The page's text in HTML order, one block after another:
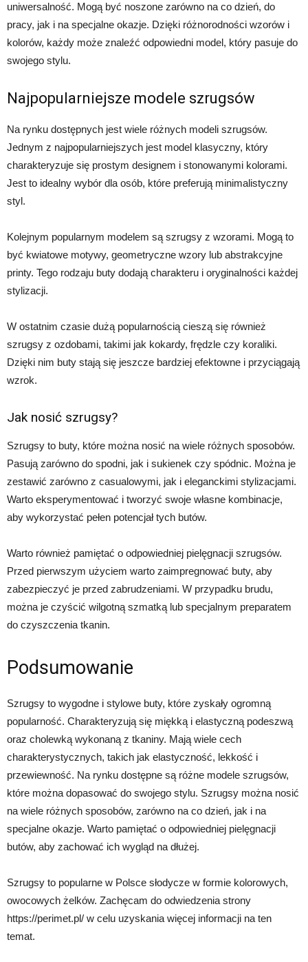
uniwersalność. Mogą być noszone zarówno na co dzień, do
pracy, jak i na specjalne okazje. Dzięki różnorodności wzorów i
kolorów, każdy może znaleźć odpowiedni model, który pasuje do
swojego stylu.
Najpopularniejsze modele szrugsów
Na rynku dostępnych jest wiele różnych modeli szrugsów.
Jednym z najpopularniejszych jest model klasyczny, który
charakteryzuje się prostym designem i stonowanymi kolorami.
Jest to idealny wybór dla osób, które preferują minimalistyczny
styl.
Kolejnym popularnym modelem są szrugsy z wzorami. Mogą to
być kwiatowe motywy, geometryczne wzory lub abstrakcyjne
printy. Tego rodzaju buty dodają charakteru i oryginalności każdej
stylizacji.
W ostatnim czasie dużą popularnością cieszą się również
szrugsy z ozdobami, takimi jak kokardy, frędzle czy koraliki.
Dzięki nim buty stają się jeszcze bardziej efektowne i przyciągają
wzrok.
Jak nosić szrugsy?
Szrugsy to buty, które można nosić na wiele różnych sposobów.
Pasują zarówno do spodni, jak i sukienek czy spódnic. Można je
zestawić zarówno z casualowymi, jak i eleganckimi stylizacjami.
Warto eksperymentować i tworzyć swoje własne kombinacje,
aby wykorzystać pełen potencjał tych butów.
Warto również pamiętać o odpowiedniej pielęgnacji szrugsów.
Przed pierwszym użyciem warto zaimpregnować buty, aby
zabezpieczyć je przed zabrudzeniami. W przypadku brudu,
można je czyścić wilgotną szmatką lub specjalnym preparatem
do czyszczenia tkanin.
Podsumowanie
Szrugsy to wygodne i stylowe buty, które zyskały ogromną
popularność. Charakteryzują się miękką i elastyczną podeszwą
oraz cholewką wykonaną z tkaniny. Mają wiele cech
charakterystycznych, takich jak elastyczność, lekkość i
przewiewność. Na rynku dostępne są różne modele szrugsów,
które można dopasować do swojego stylu. Szrugsy można nosić
na wiele różnych sposobów, zarówno na co dzień, jak i na
specjalne okazje. Warto pamiętać o odpowiedniej pielęgnacji
butów, aby zachować ich wygląd na dłużej.
Szrugsy to popularne w Polsce słodycze w formie kolorowych,
owocowych żelków. Zachęcam do odwiedzenia strony
https://perimet.pl/ w celu uzyskania więcej informacji na ten
temat.